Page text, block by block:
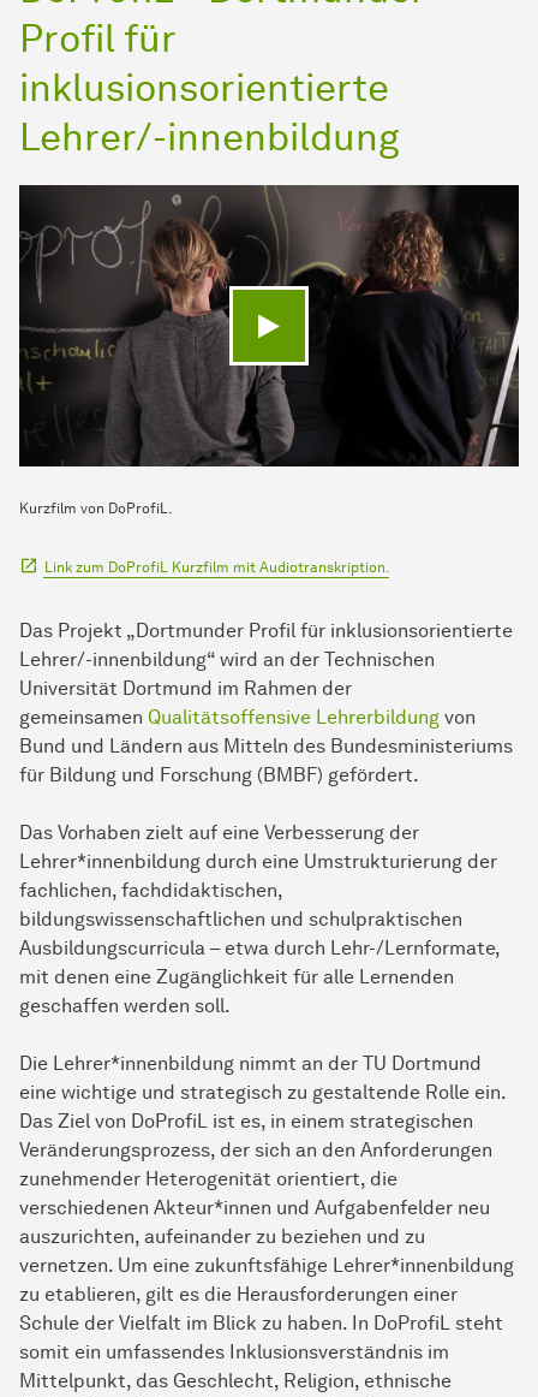
Profil für
inklusionsorientierte
Lehrer/-innenbildung
Video abspielen
Kurzfilm von DoProfiL.
Link zum DoProfiL Kurzfilm mit Audiotranskription.
Das Projekt „Dortmunder Profil für inklusionsorientierte
Lehrer/-innenbildung“ wird an der Technischen
Universität Dortmund im Rahmen der
gemeinsamen Qualitätsoffensive Lehrerbildung von
Bund und Ländern aus Mitteln des Bundesministeriums
für Bildung und Forschung (BMBF) gefördert.
Das Vorhaben zielt auf eine Verbesserung der
Lehrer*innenbildung durch eine Umstrukturierung der
fachlichen, fachdidaktischen,
bildungswissenschaftlichen und schulpraktischen
Ausbildungscurricula – etwa durch Lehr-/Lernformate,
mit denen eine Zugänglichkeit für alle Lernenden
geschaffen werden soll.
Die Lehrer*innenbildung nimmt an der TU Dortmund
eine wichtige und strategisch zu gestaltende Rolle ein.
Das Ziel von DoProfiL ist es, in einem strategischen
Veränderungsprozess, der sich an den Anforderungen
zunehmender Heterogenität orientiert, die
verschiedenen Akteur*innen und Aufgabenfelder neu
auszurichten, aufeinander zu beziehen und zu
vernetzen. Um eine zukunftsfähige Lehrer*innenbildung
zu etablieren, gilt es die Herausforderungen einer
Schule der Vielfalt im Blick zu haben. In DoProfiL steht
somit ein umfassendes Inklusionsverständnis im
Mittelpunkt, das Geschlecht, Religion, ethnische